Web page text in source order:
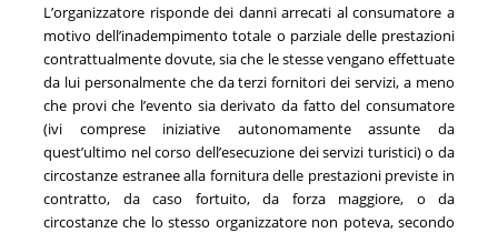
L’organizzatore risponde dei danni arrecati al consumatore a
motivo dell’inadempimento totale o parziale delle prestazioni
contrattualmente dovute, sia che le stesse vengano effettuate
da lui personalmente che da terzi fornitori dei servizi, a meno
che provi che l’evento sia derivato da fatto del consumatore
(ivi comprese iniziative autonomamente assunte da
quest’ultimo nel corso dell’esecuzione dei servizi turistici) o da
circostanze estranee alla fornitura delle prestazioni previste in
contratto, da caso fortuito, da forza maggiore, o da
circostanze che lo stesso organizzatore non poteva, secondo